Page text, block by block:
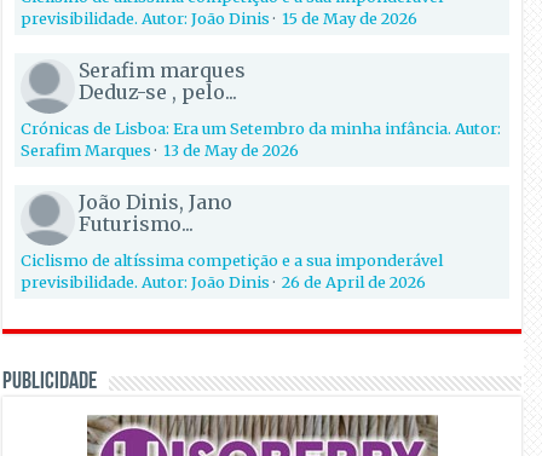
previsibilidade. Autor: João Dinis·15 de May de 2026
Serafim marques
Deduz-se , pelo...
Crónicas de Lisboa: Era um Setembro da minha infância. Autor:
Serafim Marques·13 de May de 2026
João Dinis, Jano
Futurismo...
Ciclismo de altíssima competição e a sua imponderável
previsibilidade. Autor: João Dinis·26 de April de 2026
PUBLICIDADE